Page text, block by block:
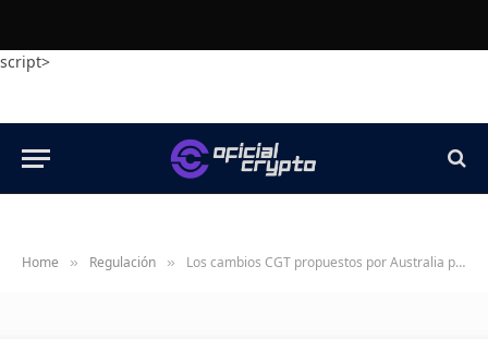
script>
Home » Regulación » Los cambios CGT propuestos por Australia podrían desalentar la tenencia de criptomonedas a largo plazo